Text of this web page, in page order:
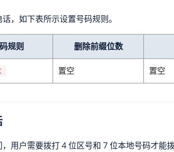
，如下表所示设置号码规则。
规则 删除前缀位数
置空 置空
用户需要拨打 4 位区号和 7 位本地号码才能